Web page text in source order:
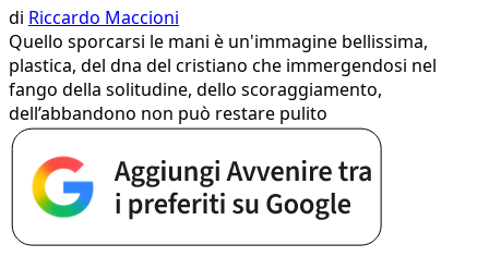
di Riccardo Maccioni
Quello sporcarsi le mani è un'immagine bellissima,
plastica, del dna del cristiano che immergendosi nel
fango della solitudine, dello scoraggiamento,
dell’abbandono non può restare pulito